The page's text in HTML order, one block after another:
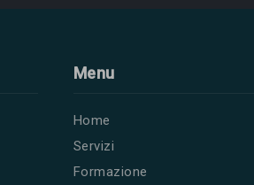
Menu
Home
Servizi
Formazione